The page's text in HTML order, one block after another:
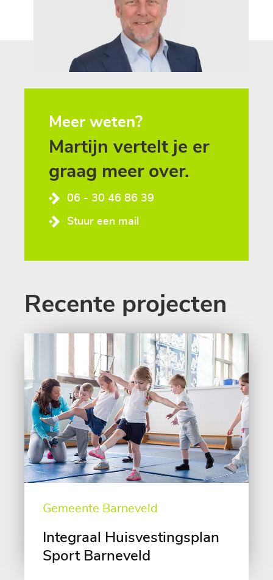
Meer weten?
Martijn vertelt je er
graag meer over.
06 - 30 46 86 39
Stuur een mail
Recente projecten
Gemeente Barneveld
Integraal Huisvestingsplan
Sport Barneveld